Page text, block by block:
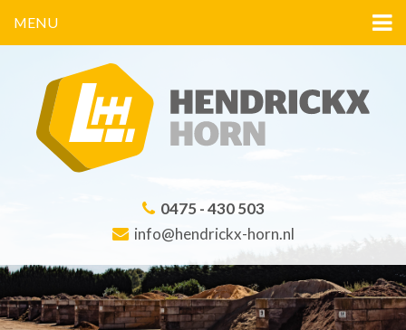
MENU
0475 - 430 503
info@hendrickx-horn.nl